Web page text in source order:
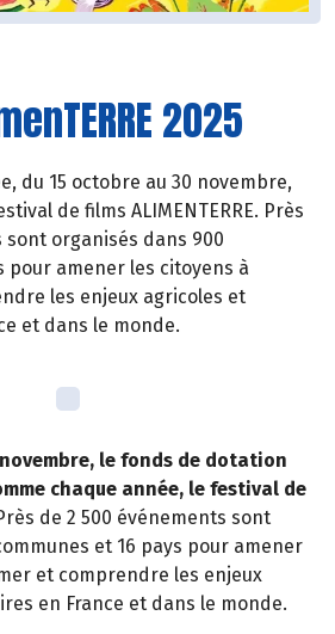
2025
du 15 octobre au 30 novembre,
de films ALIMENTERRE. Près
sont organisés dans 900
pour amener les citoyens à
les enjeux agricoles et
et dans le monde.
le fonds de dotation
chaque année, le festival de
de 2 500 événements sont
et 16 pays pour amener
et comprendre les enjeux
en France et dans le monde.